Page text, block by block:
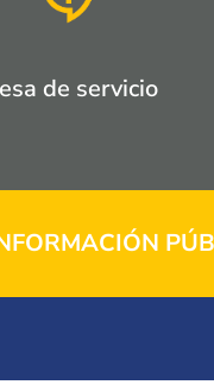
de servicio